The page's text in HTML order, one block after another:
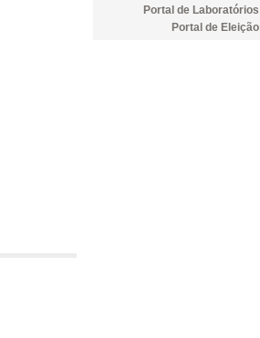
Portal de Laboratórios
Portal de Eleição